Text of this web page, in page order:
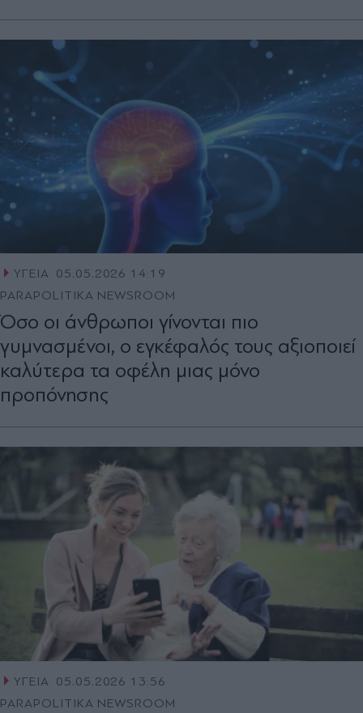
ΥΓΕΙΑ 05.05.2026 14:19
PARAPOLITIKA NEWSROOM
Όσο οι άνθρωποι γίνονται πιο
γυμνασμένοι, ο εγκέφαλός τους αξιοποιεί
καλύτερα τα οφέλη μιας μόνο
προπόνησης
ΥΓΕΙΑ 05.05.2026 13:56
PARAPOLITIKA NEWSROOM